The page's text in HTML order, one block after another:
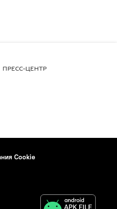
ПРЕСС-ЦЕНТР
Cookie